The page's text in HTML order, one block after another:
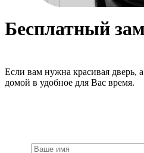
Бесплатный
Если вам нужна красивая дверь,
домой в удобное для Вас время.